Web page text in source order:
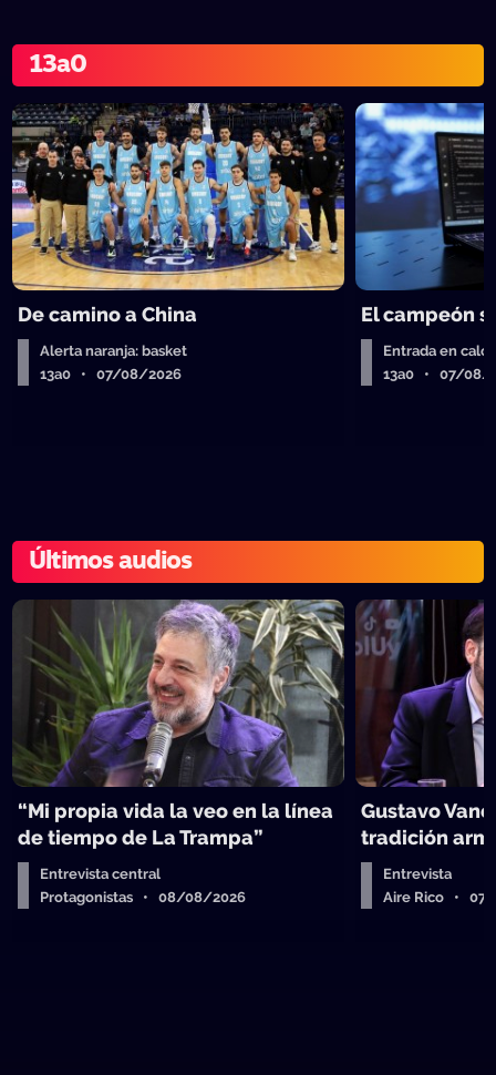
13a0
De camino a China
Alerta naranja: basket
13a0 • 07/08/2026
El campeón
Entrada en calor
13a0 • 07/08/
Últimos audios
“Mi propia vida la veo en la línea
de tiempo de La Trampa”
Entrevista central
Protagonistas • 08/08/2026
Gustavo
tradición
Entrevista
Aire Rico •